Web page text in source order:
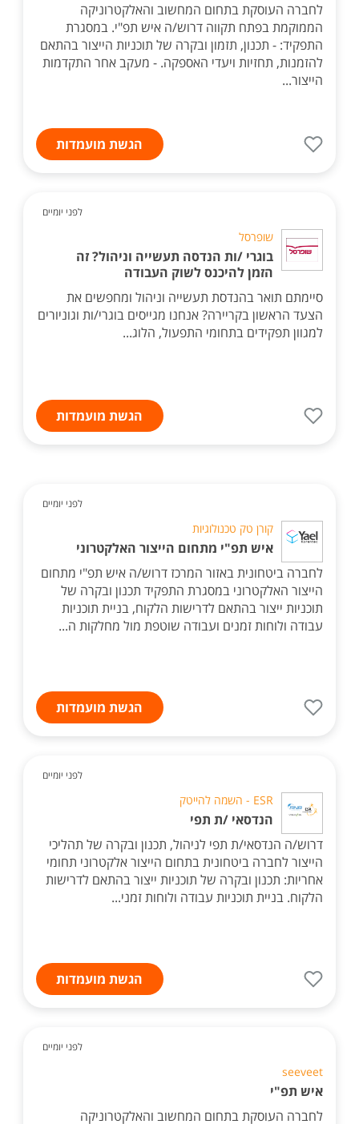
לחברה העוסקת בתחום המחשוב והאלקטרוניקה
הממוקמת בפתח תקווה דרוש/ה איש תפ"י. במסגרת
התפקיד: - תכנון, תזמון ובקרה של תוכניות הייצור בהתאם
להזמנות, תחזיות ויעדי האספקה. - מעקב אחר התקדמות
הייצור...
הגשת מועמדות
לפני יומיים
שופרסל
בוגרי /ות הנדסה תעשייה וניהול? זה
הזמן להיכנס לשוק העבודה
סיימתם תואר בהנדסת תעשייה וניהול ומחפשים את
הצעד הראשון בקריירה? אנחנו מגייסים בוגרי/ות וגוניורים
למגוון תפקידים בתחומי התפעול, הלוג...
הגשת מועמדות
לפני יומיים
קורן טק טכנולוגיות
איש תפ"י מתחום הייצור האלקטרוני
לחברה ביטחונית באזור המרכז דרוש/ה איש תפ"י מתחום
הייצור האלקטרוני במסגרת התפקיד תכנון ובקרה של
תוכניות ייצור בהתאם לדרישות הלקוח, בניית תוכניות
עבודה ולוחות זמנים ועבודה שוטפת מול מחלקות ה...
הגשת מועמדות
לפני יומיים
ESR - השמה להייטק
הנדסאי /ת תפי
דרוש/ה הנדסאי/ת תפי לניהול, תכנון ובקרה של תהליכי
הייצור לחברה ביטחונית בתחום הייצור אלקטרוני תחומי
אחריות: תכנון ובקרה של תוכניות ייצור בהתאם לדרישות
הלקוח. בניית תוכניות עבודה ולוחות זמני...
הגשת מועמדות
לפני יומיים
seeveet
איש תפ"י
לחברה העוסקת בתחום המחשוב והאלקטרוניקה